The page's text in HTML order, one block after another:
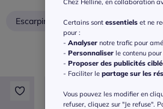
Escarpins Pantoufles
Certains sont essentiels et ne
pour :
- Analyser notre trafic pour
- Personnaliser le contenu
- Proposer des publicités
- Faciliter le partage sur les
Vous pouvez les modifier en
refuser, cliquez sur "Je refuse".